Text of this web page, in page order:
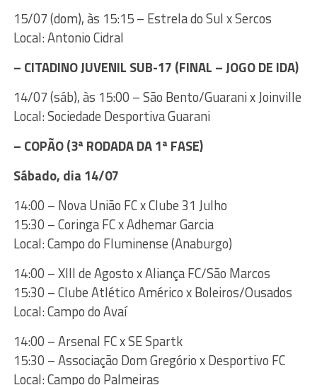
15/07 (dom), às 15:15 – Estrela do Sul x Sercos
Local: Antonio Cidral
– CITADINO JUVENIL SUB-17 (FINAL – JOGO DE IDA)
14/07 (sáb), às 15:00 – São Bento/Guarani x Joinville
Local: Sociedade Desportiva Guarani
– COPÃO (3ª RODADA DA 1ª FASE)
Sábado, dia 14/07
14:00 – Nova União FC x Clube 31 Julho
15:30 – Coringa FC x Adhemar Garcia
Local: Campo do Fluminense (Anaburgo)
14:00 – XIII de Agosto x Aliança FC/São Marcos
15:30 – Clube Atlético Américo x Boleiros/Ousados
Local: Campo do Avaí
14:00 – Arsenal FC x SE Spartk
15:30 – Associação Dom Gregório x Desportivo FC
Local: Campo do Palmeiras